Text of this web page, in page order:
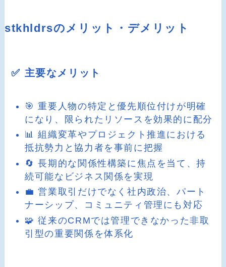
stkhldrsのメリット・デメリット
✅ 主要なメリット
🎯 重要人物の特定と優先順位付けが明確
になり、限られたリソースを効果的に配分
📊 組織変革やプロジェクト推進における
抵抗勢力と協力者を事前に把握
🔄 長期的な関係性構築に焦点を当て、持
続可能なビジネス関係を実現
💼 営業取引だけでなく社内政治、パート
ナーシップ、コミュニティ管理にも対応
🧩 従来のCRMでは管理できなかった非取
引型の重要関係を体系化